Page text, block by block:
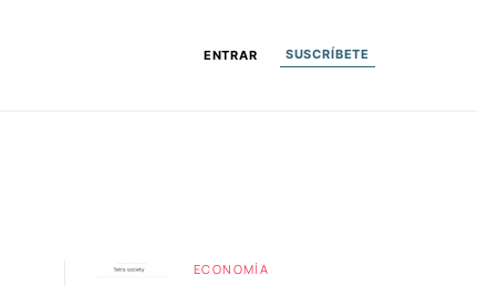
ENTRAR SUSCRÍBETE
ECONOMÍA